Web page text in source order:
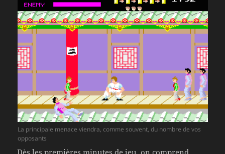
La principale menace viendra, comme souvent, du nombre de vos
opposants
Dès les premières minutes de jeu, on comprend